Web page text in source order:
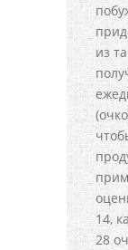
из
14,
28